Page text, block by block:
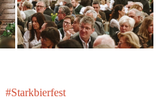
Starkbierfest